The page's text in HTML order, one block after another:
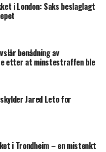
i London: Saks beslaglagt
benådning av
etter at minstestraffen ble
Jared Leto for
i Trondheim – en mistenkt